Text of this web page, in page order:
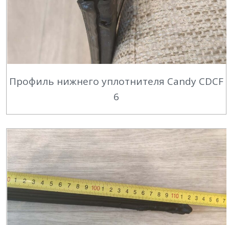
Профиль нижнего уплотнителя Candy CDCF
6